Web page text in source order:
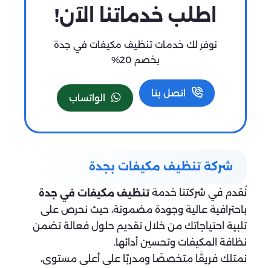
اطلب خدماتنا الآن!
نوفر لك خدمات تنظيف مكيفات في جدة
بخصم 20%
اتصل بنا الواتساب
شركة تنظيف مكيفات بجدة
نُقدم في شركتنا خدمة تنظيف مكيفات في جدة
باحترافية عالية وجودة مضمونة، حيث نحرص على
تلبية احتياجاتك من خلال تقديم حلول فعالة تضمن
نظافة المكيفات وتحسين أدائها.
نمتلك فريقًا متخصصًا ومدربًا على أعلى مستوى،